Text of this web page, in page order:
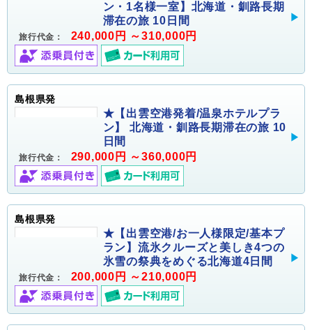
ン・1名様一室】北海道・釧路長期
滞在の旅 10日間
旅行代金： 240,000円 ～310,000円
島根県発
★【出雲空港発着/温泉ホテルプラ
ン】 北海道・釧路長期滞在の旅 10
日間
旅行代金： 290,000円 ～360,000円
島根県発
★【出雲空港/お一人様限定/基本プ
ラン】流氷クルーズと美しき4つの
氷雪の祭典をめぐる北海道4日間
旅行代金： 200,000円 ～210,000円